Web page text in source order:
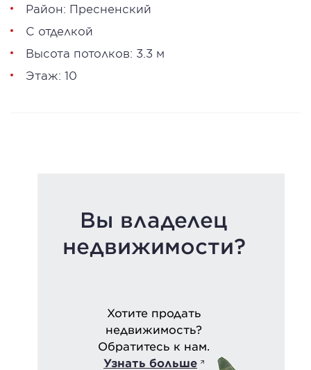
Район: Пресненский
С отделкой
Высота потолков: 3.3 м
Этаж: 10
Вы владелец
недвижимости?
Хотите продать
недвижимость?
Обратитесь к нам.
Узнать больше